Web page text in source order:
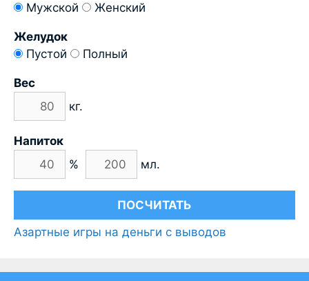
Мужской
Женский
Желудок
Пустой
Полный
Вес
кг.
Напиток
%
мл.
Азартные игры на деньги с выводов